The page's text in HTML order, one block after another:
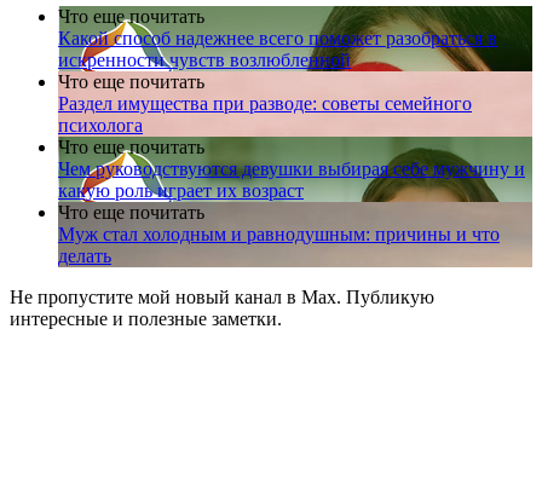
Что еще почитать
Какой способ надежнее всего поможет разобраться в
искренности чувств возлюбленной
Что еще почитать
Раздел имущества при разводе: советы семейного
психолога
Что еще почитать
Чем руководствуются девушки выбирая себе мужчину и
какую роль играет их возраст
Что еще почитать
Муж стал холодным и равнодушным: причины и что
делать
Не пропустите мой новый канал в Max. Публикую
интересные и полезные заметки.